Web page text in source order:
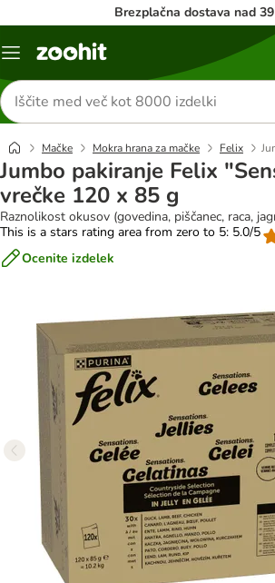
Brezplačna dostava nad
Meni
Iskanje
izdelkov
Mačke Mokra hrana za mačke Felix
Jumbo pakiranje Felix
vrečke 120 x 85 g
Raznolikost okusov (govedina, piščanec, raca,
This is a stars rating area from zero to 5: 5.0/5
Ocenite izdelek